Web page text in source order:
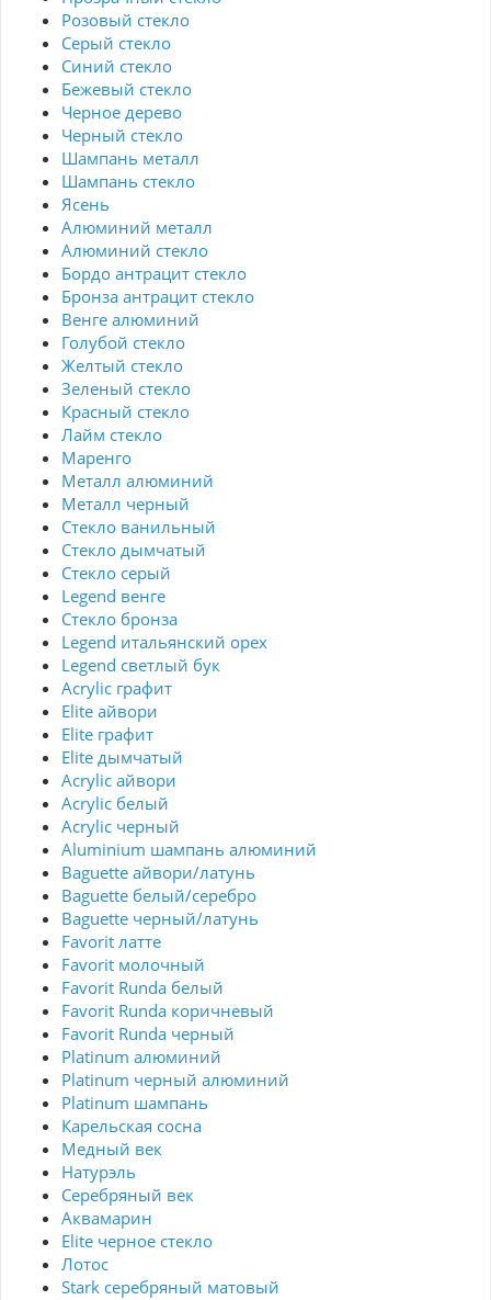
Розовый стекло
Серый стекло
Синий стекло
Бежевый стекло
Черное дерево
Черный стекло
Шампань металл
Шампань стекло
Ясень
Алюминий металл
Алюминий стекло
Бордо антрацит стекло
Бронза антрацит стекло
Венге алюминий
Голубой стекло
Желтый стекло
Зеленый стекло
Красный стекло
Лайм стекло
Маренго
Металл алюминий
Металл черный
Стекло ванильный
Стекло дымчатый
Стекло серый
Legend венге
Стекло бронза
Legend итальянский орех
Legend светлый бук
Acrylic графит
Elite айвори
Elite графит
Elite дымчатый
Acrylic айвори
Acrylic белый
Acrylic черный
Aluminium шампань алюминий
Baguette айвори/латунь
Baguette белый/серебро
Baguette черный/латунь
Favorit латте
Favorit молочный
Favorit Runda белый
Favorit Runda коричневый
Favorit Runda черный
Platinum алюминий
Platinum черный алюминий
Platinum шампань
Карельская сосна
Медный век
Натурэль
Серебряный век
Аквамарин
Elite черное стекло
Лотос
Stark серебряный матовый